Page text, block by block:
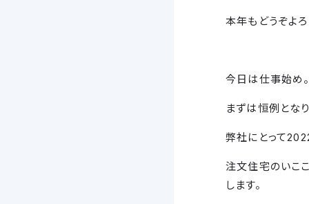
本年もどうぞよ
今日は仕事始め
まずは恒例とな
弊社にとって
注文住宅のいこ
します。